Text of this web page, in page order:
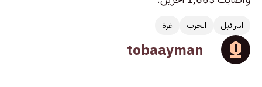
اسرائيل الحرب غزة
tobaayman